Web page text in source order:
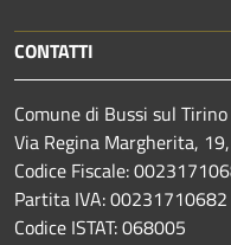
CONTATTI
Comune di Bussi sul Tirino
Via Regina Margherita,
Codice Fiscale:
Partita IVA: 00231710682
Codice ISTAT: 068005